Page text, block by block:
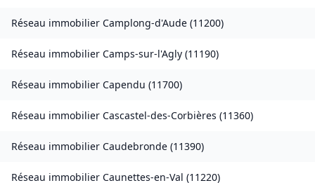
Réseau immobilier Camplong-d'Aude (11200)
Réseau immobilier Camps-sur-l'Agly (11190)
Réseau immobilier Capendu (11700)
Réseau immobilier Cascastel-des-Corbières (11360)
Réseau immobilier Caudebronde (11390)
Réseau immobilier Caunettes-en-Val (11220)